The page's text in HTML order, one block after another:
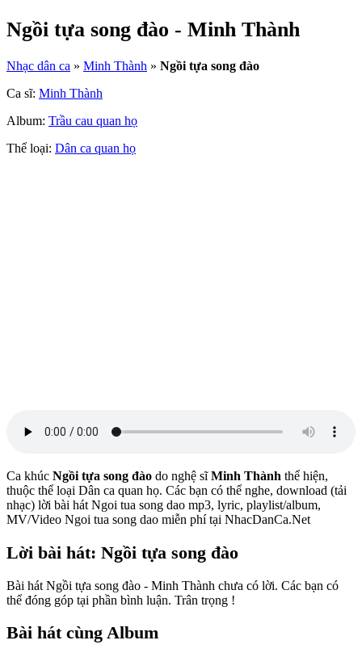
Ngồi tựa song đào - Minh Thành
Nhạc dân ca » Minh Thành » Ngồi tựa song đào
Ca sĩ: Minh Thành
Album: Trầu cau quan họ
Thể loại: Dân ca quan họ
Ca khúc Ngồi tựa song đào do nghệ sĩMinh Thành thể hiện,
thuộc thể loại Dân ca quan họ. Các bạn có thể nghe, download (tải
nhạc) lời bài hát Ngoi tua song dao mp3, lyric, playlist/album,
MV/Video Ngoi tua song dao miễn phí tại NhacDanCa.Net
Lời bài hát: Ngồi tựa song đào
Bài hát Ngồi tựa song đào - Minh Thành chưa có lời. Các bạn có
thể đóng góp tại phần bình luận. Trân trọng !
Bài hát cùng Album